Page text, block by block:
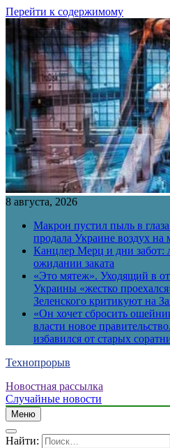
Перейти к содержимому
8 августа, 2026
Макрон пустил пыль в
продала Украине воздух на
Канцлер Мерц и дни забот:
ожидании заката
«Это мятеж». Уходящий в
Украины «жестко
Зеленского критикуют на
«Он хочет сбросить
власти новое
избавился от старых
Технопрорыв
Новостная рассылка
Случайные новости
Меню
Найти: